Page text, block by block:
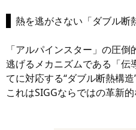
熱を逃がさない「ダブル断
「アルパインスター」の圧
逃げるメカニズムである「伝
てに対応する“ダブル断熱構
これはSIGGならではの革新的